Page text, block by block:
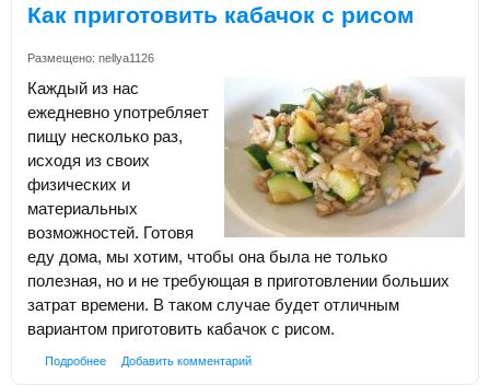
Как приготовить кабачок с рисом
Размещено: nellya1126
Каждый из нас
ежедневно употребляет
пищу несколько раз,
исходя из своих
физических и
материальных
возможностей. Готовя
еду дома, мы хотим, чтобы она была не только
полезная, но и не требующая в приготовлении больших
затрат времени. В таком случае будет отличным
вариантом приготовить кабачок с рисом.
Подробнее Добавить комментарий